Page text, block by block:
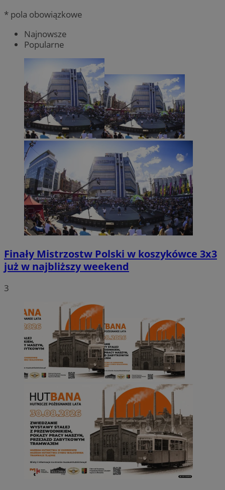
* pola obowiązkowe
Najnowsze
Popularne
Finały Mistrzostw Polski w koszykówce 3x3
już w najbliższy weekend
3